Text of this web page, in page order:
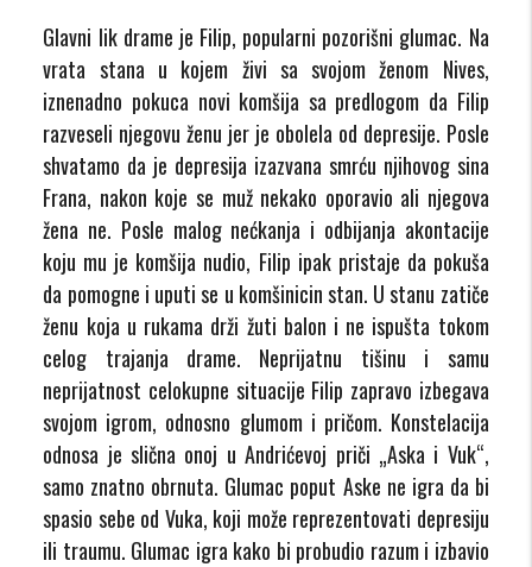
Glavni lik drame je Filip, popularni pozorišni glumac. Na
vrata stana u kojem živi sa svojom ženom Nives,
iznenadno pokuca novi komšija sa predlogom da Filip
razveseli njegovu ženu jer je obolela od depresije. Posle
shvatamo da je depresija izazvana smrću njihovog sina
Frana, nakon koje se muž nekako oporavio ali njegova
žena ne. Posle malog nećkanja i odbijanja akontacije
koju mu je komšija nudio, Filip ipak pristaje da pokuša
da pomogne i uputi se u komšinicin stan. U stanu zatiče
ženu koja u rukama drži žuti balon i ne ispušta tokom
celog trajanja drame. Neprijatnu tišinu i samu
neprijatnost celokupne situacije Filip zapravo izbegava
svojom igrom, odnosno glumom i pričom. Konstelacija
odnosa je slična onoj u Andrićevoj priči „Aska i Vuk“,
samo znatno obrnuta. Glumac poput Aske ne igra da bi
spasio sebe od Vuka, koji može reprezentovati depresiju
ili traumu. Glumac igra kako bi probudio razum i izbavio